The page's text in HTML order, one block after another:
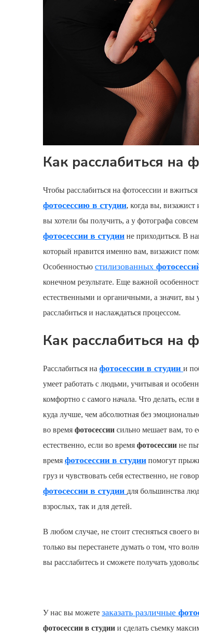
Как расслабиться на
Чтобы расслабиться на фотосессии и
фотосессию в студии, когда вы, визажист
вы хотели бы получить, а у фотографа
фотосессии в студии не приходиться. В
который нравится именно вам, визажист
Особенностью стилизованных
конечном результате. Еще важной
естественными и органичными, а значит, вы
расслабиться и наслаждаться процессом.
Как расслабиться на
Расслабиться на фотосессии в студии и
умеет работать с людьми, учитывая и
комфортно с самого начала. Что делать, если
куда лучше, чем абсолютная без
во время фотосессии сильно мешает вам, то
естественно, если во время фотосессии не
время фотосессии в студии помогут
груз и чувствовать себя естественно, не
фотосессии в студии для большинства
взрослых, так и для детей.
В любом случае, не стоит стесняться своего
только вы перестанете думать о том, что
вы расслабитесь и сможете получать
У нас вы можете заказать различные
фотосессии в студии и сделать съемку